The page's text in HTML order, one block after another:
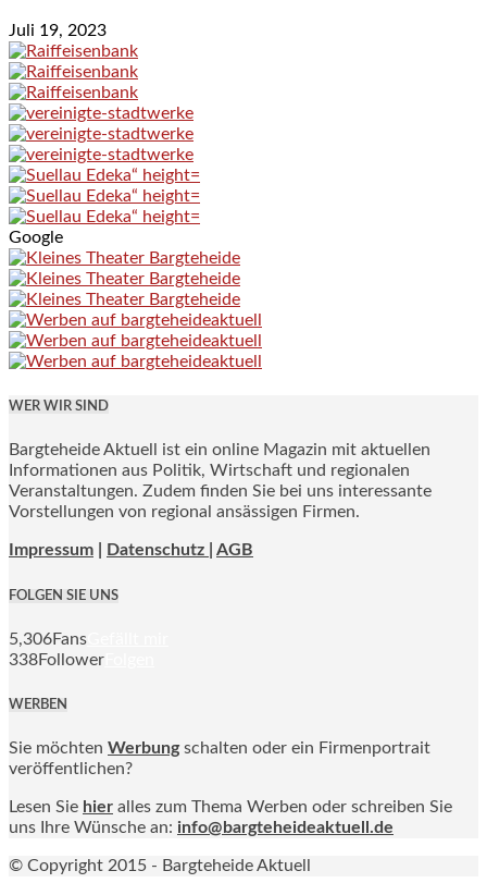
Juli 19, 2023
Google
WER WIR SIND
Bargteheide Aktuell ist ein online Magazin mit aktuellen
Informationen aus Politik, Wirtschaft und regionalen
Veranstaltungen. Zudem finden Sie bei uns interessante
Vorstellungen von regional ansässigen Firmen.
Impressum Datenschutz | AGB
FOLGEN SIE UNS
5,306Fans
338Follower
WERBEN
Sie möchten Werbung schalten oder ein Firmenportrait
veröffentlichen?
Lesen Sie hier alles zum Thema Werben oder schreiben Sie
uns Ihre Wünsche an: info@bargteheideaktuell.de
© Copyright 2015 - Bargteheide Aktuell